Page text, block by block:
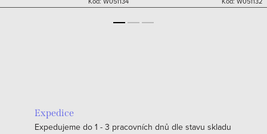
Expedice
Expedujeme do 1 - 3 pracovních dnů dle stavu skladu